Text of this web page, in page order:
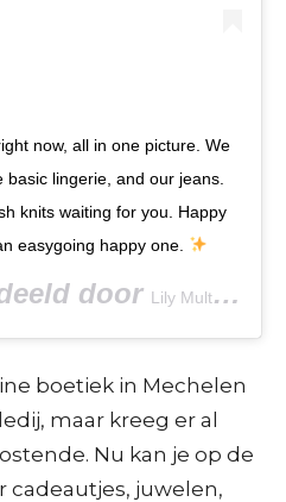
now, all in one picture. We
lingerie, and our jeans.
knits waiting for you. Happy
easygoing happy one.
door Lily Multibrand Boutiques
boetiek in Mechelen
maar kreeg er al
Nu kan je op de
cadeautjes, juwelen,